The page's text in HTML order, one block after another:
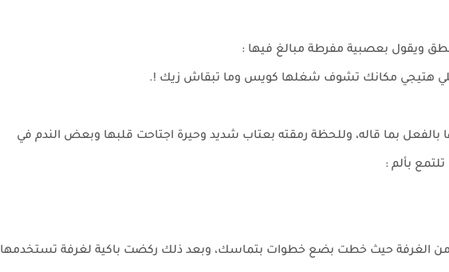
ويقول بعصبية مفرطة مبالغ فيها :
هتيجي مكانك تشوف شغلها كويس وما تبقاش زيك !.
بما قاله، وللحظة رمقته بعتاب شديد وحيرة اجتاحت قلبها وبعض الندم في
بألم :
من الغرفة حيث خطت بضع خطوات بتماسك، وبعد ذلك ركضت باكية لغرفة تستخدمها